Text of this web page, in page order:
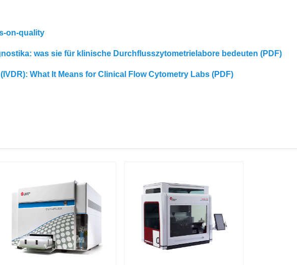
on-quality
was sie für klinische Durchflusszytometrielabore bedeuten (PDF)
What It Means for Clinical Flow Cytometry Labs (PDF)